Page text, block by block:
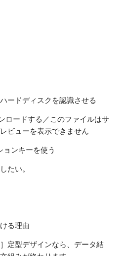
ードディスクを認識させる
ロードする／このファイルはサ
ビューを表示できません
ョンキーを使う
たい。
る理由
定型デザインなら、データ結